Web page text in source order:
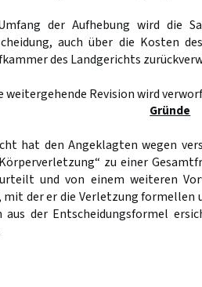
der Aufhebung wird die
auch über die Kosten
des Landgerichts
weitergehende Revision wird
Gründe
hat den Angeklagten wegen
zu einer
und von einem weiteren
der er die Verletzung formellen
aus der Entscheidungsformel